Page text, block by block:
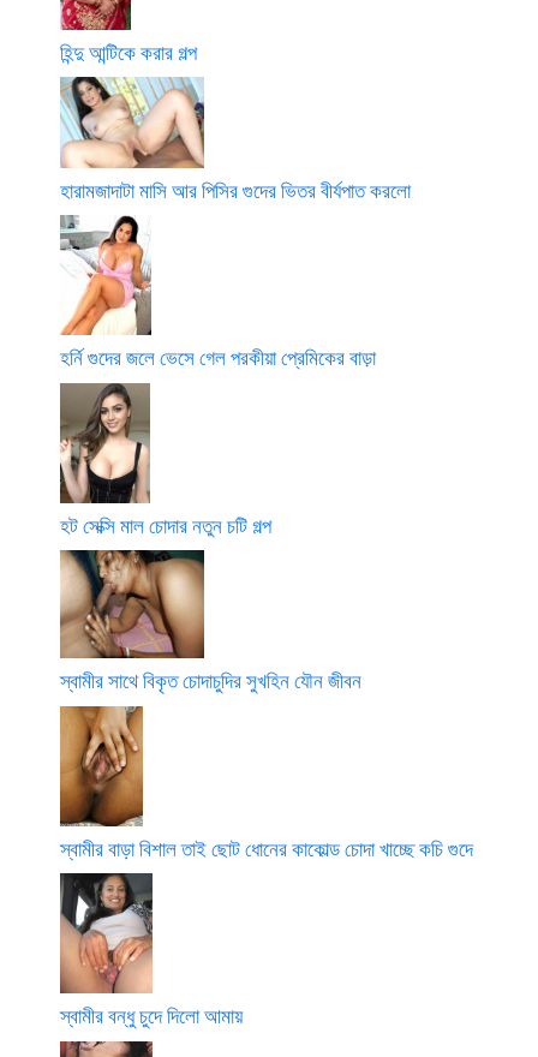
হিন্দু আন্টিকে করার গল্প
হারামজাদাটা মাসি আর পিসির গুদের ভিতর বীর্যপাত করলো
হর্নি গুদের জলে ভেসে গেল পরকীয়া প্রেমিকের বাড়া
হট সেক্সি মাল চোদার নতুন চটি গল্প
স্বামীর সাথে বিকৃত চোদাচুদির সুখহিন যৌন জীবন
স্বামীর বাড়া বিশাল তাই ছোট ধোনের কাকোল্ড চোদা খাচ্ছে কচি গুদে
স্বামীর বন্ধু চুদে দিলো আমায়